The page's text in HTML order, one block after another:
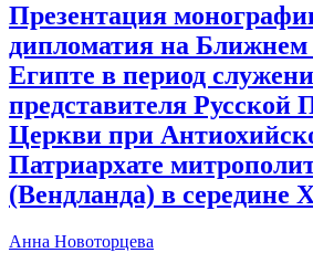
Презентация
дипломатия на Ближнем
Египте в период
представителя Русской
Церкви при
Патриархате
(Вендланда) в середине
Анна Новоторцева